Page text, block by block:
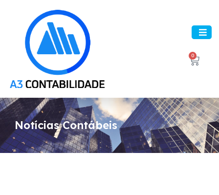
0
Notícias Contábeis